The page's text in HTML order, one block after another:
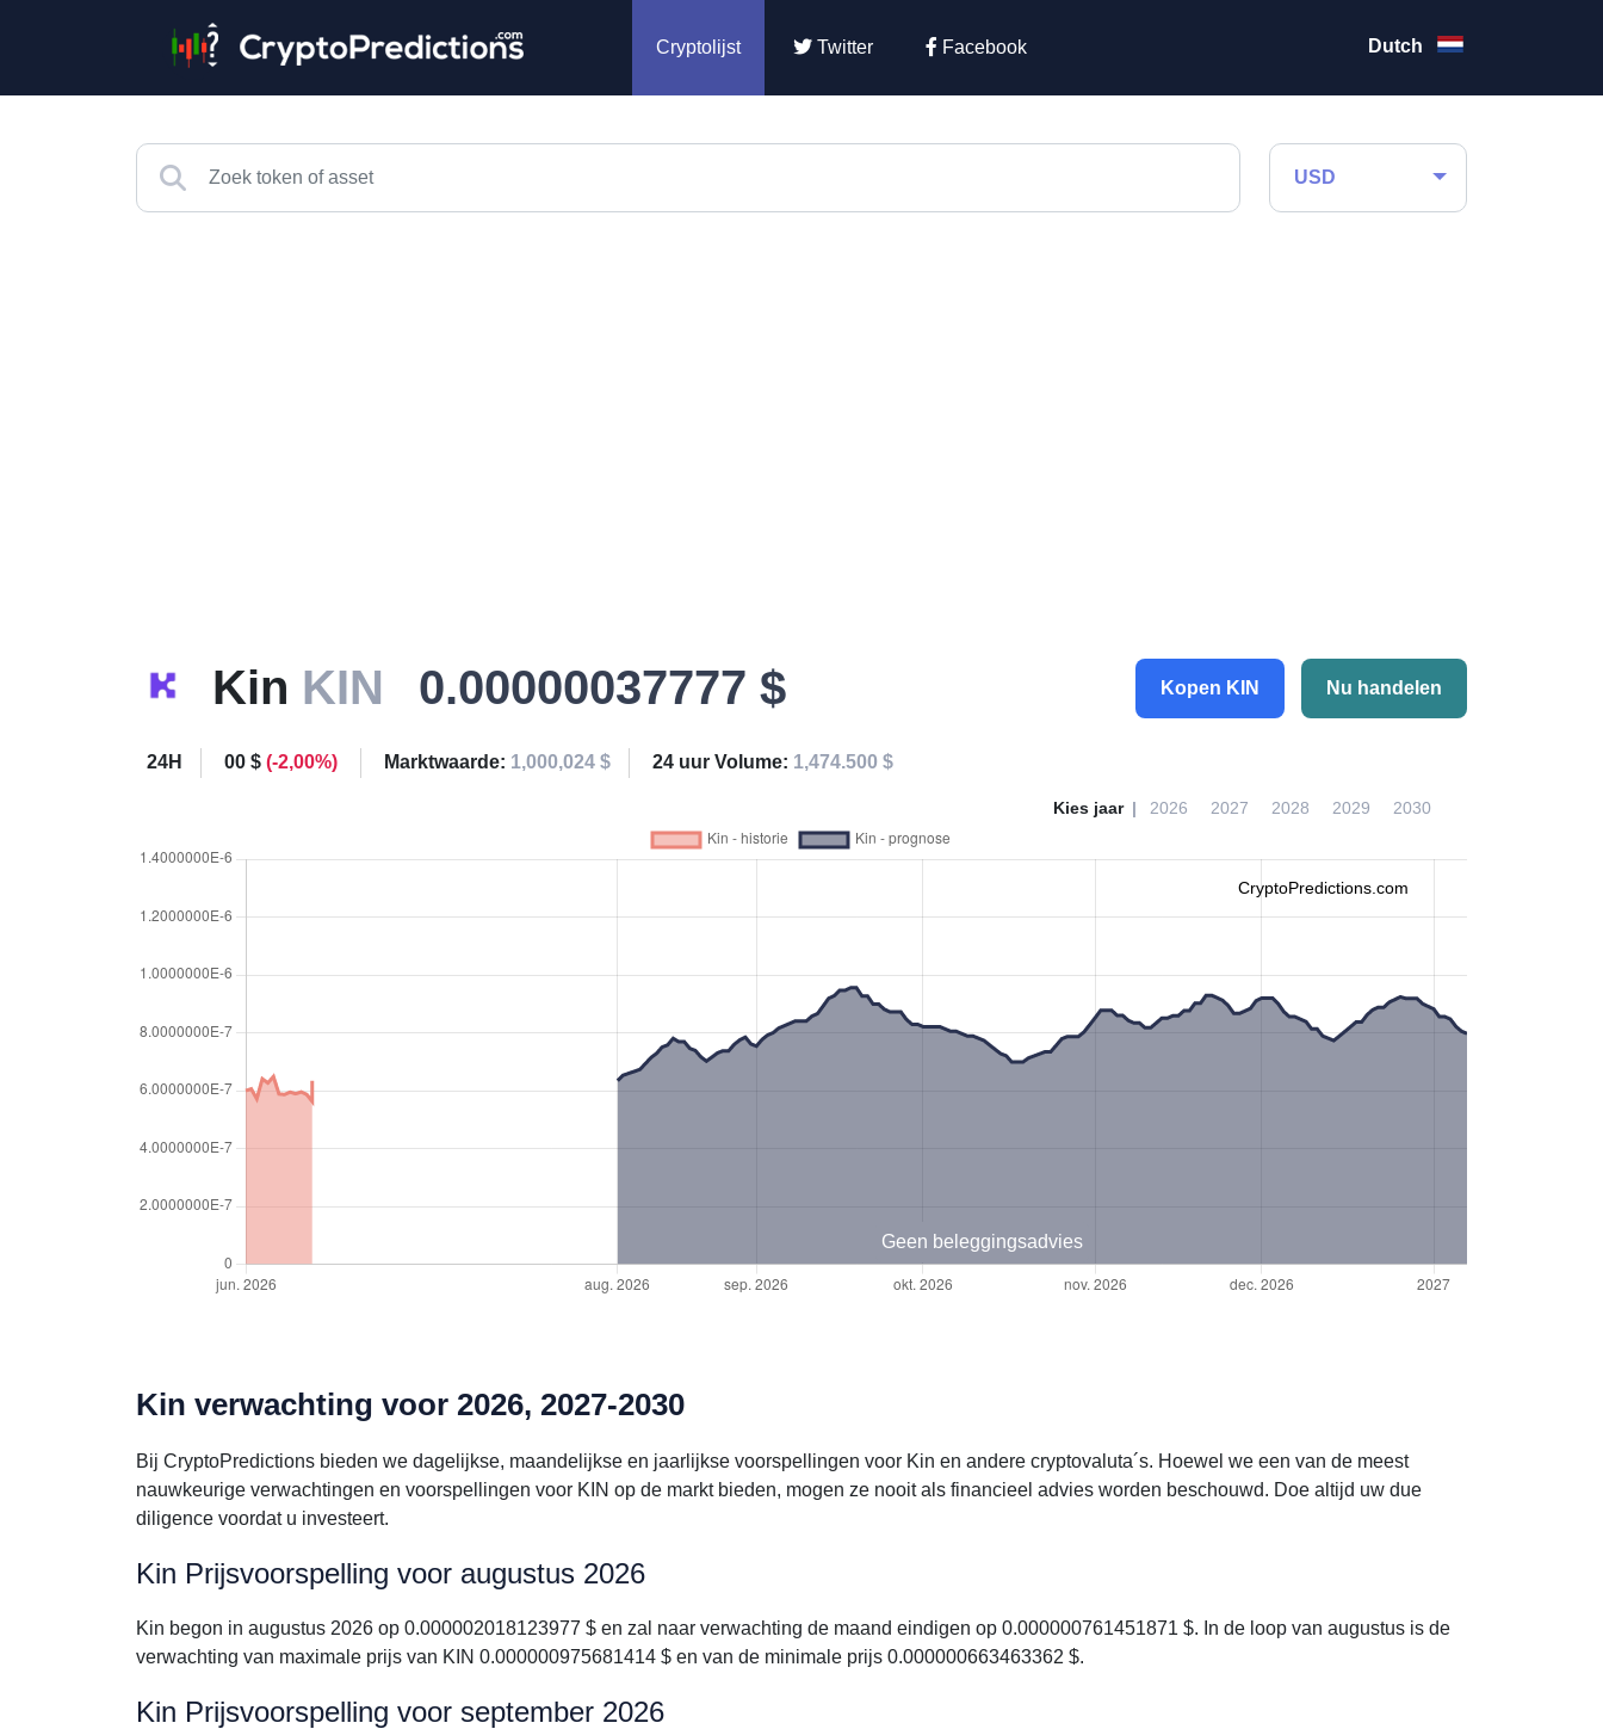
Cryptolijst Twitter Facebook Dutch
USD
Kin KIN 0.00000037777 $ Kopen KIN Nu handelen
24H 00 $ (-2,00%) Marktwaarde: 1,000,024 $ 24 uur Volume: 1,474.500 $
Kies jaar 2026 2027 2028 2029 2030
CryptoPredictions.com
Geen beleggingsadvies
Kin verwachting voor 2026, 2027-2030
Bij CryptoPredictions bieden we dagelijkse, maandelijkse en jaarlijkse voorspellingen voor Kin en andere cryptovaluta´s. Hoewel we een van de meest
nauwkeurige verwachtingen en voorspellingen voor KIN op de markt bieden, mogen ze nooit als financieel advies worden beschouwd. Doe altijd uw due
diligence voordat u investeert.
Kin Prijsvoorspelling voor augustus 2026
Kin begon in augustus 2026 op 0.000002018123977 $ en zal naar verwachting de maand eindigen op 0.000000761451871 $. In de loop van augustus is de
verwachting van maximale prijs van KIN 0.000000975681414 $ en van de minimale prijs 0.000000663463362 $.
Kin Prijsvoorspelling voor september 2026